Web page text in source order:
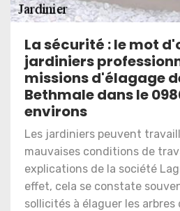
La sécurité : le mot
jardiniers
missions d'élagage
Bethmale dans le
environs
Les jardiniers peuvent
mauvaises conditions de
explications de la société
effet, cela se constate
sollicités à élaguer les arbres